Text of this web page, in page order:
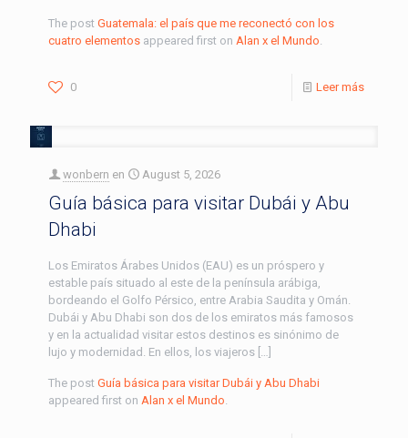
The post Guatemala: el país que me reconectó con los
cuatro elementos appeared first on Alan x el Mundo
0 Leer más
wonbern en August 5, 2026
Guía básica para visitar Dubái y Abu
Dhabi
Los Emiratos Árabes Unidos (EAU) es un próspero y
estable país situado al este de la península arábiga,
bordeando el Golfo Pérsico, entre Arabia Saudita y Omán.
Dubái y Abu Dhabi son dos de los emiratos más famosos
y en la actualidad visitar estos destinos es sinónimo de
lujo y modernidad. En ellos, los viajeros […]
The post Guía básica para visitar Dubái y Abu Dhabi
appeared first on Alan x el Mundo